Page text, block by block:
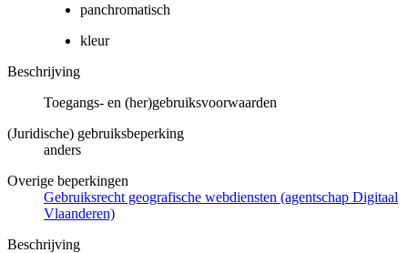
panchromatisch
kleur
Beschrijving
Toegangs- en (her)gebruiksvoorwaarden
(Juridische) gebruiksbeperking
anders
Overige beperkingen
Gebruiksrecht geografische webdiensten (agentschap Digitaal
Vlaanderen)
Beschrijving